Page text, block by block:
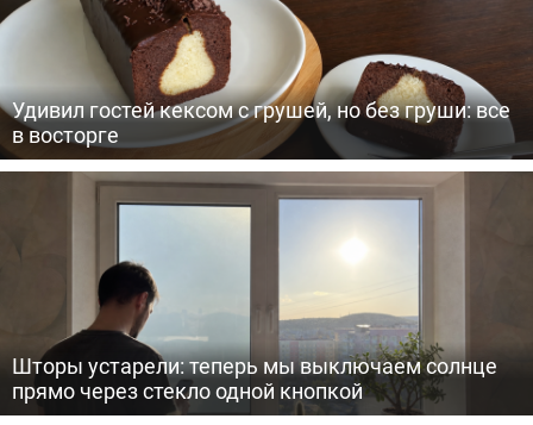
Удивил гостей кексом с грушей, но без груши: все
в восторге
Шторы устарели: теперь мы выключаем солнце
прямо через стекло одной кнопкой